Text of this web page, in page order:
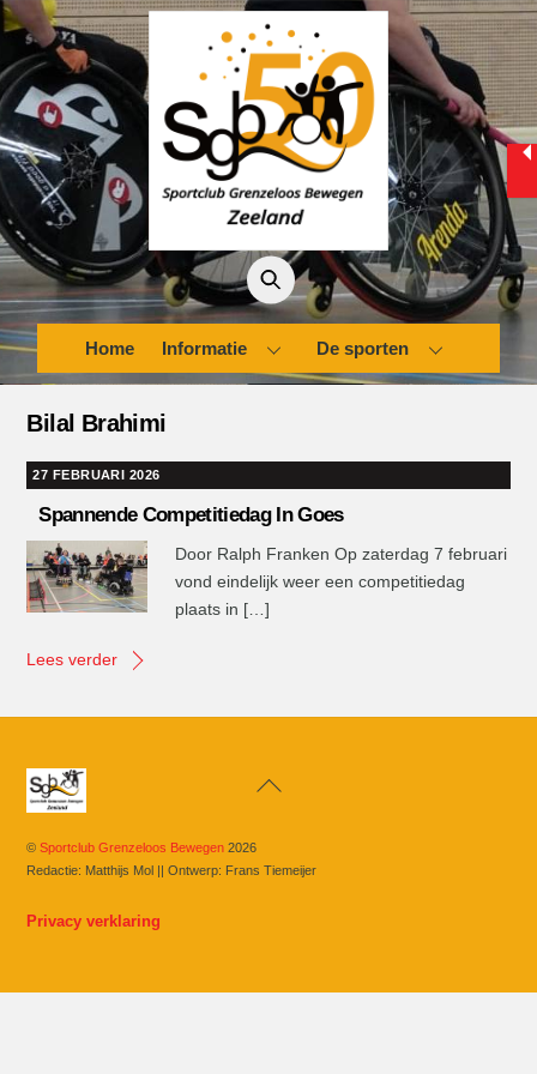
Skip
content
Home Informatie De sporten
Bilal Brahimi
27 FEBRUARI 2026
Spannende Competitiedag In Goes
Door Ralph Franken Op zaterdag 7 februari
vond eindelijk weer een competitiedag
plaats in […]
Lees verder
Back
©Sportclub Grenzeloos Bewegen 2026
Redactie: Matthijs Mol || Ontwerp: Frans Tiemeijer
Privacy verklaring